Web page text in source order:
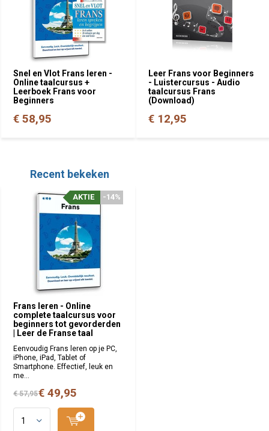
Snel en Vlot Frans leren -
Online taalcursus +
Leerboek Frans voor
Beginners
€ 58,95
Leer Frans voor Beginners
- Luistercursus - Audio
taalcursus Frans
(Download)
€ 12,95
Recent bekeken
Frans leren - Online
complete taalcursus voor
beginners tot gevorderden
| Leer de Franse taal
-14%
AKTIE
Eenvoudig Frans leren op je PC,
iPhone, iPad, Tablet of
Smartphone. Effectief, leuk en
me...
€ 57,95€ 49,95